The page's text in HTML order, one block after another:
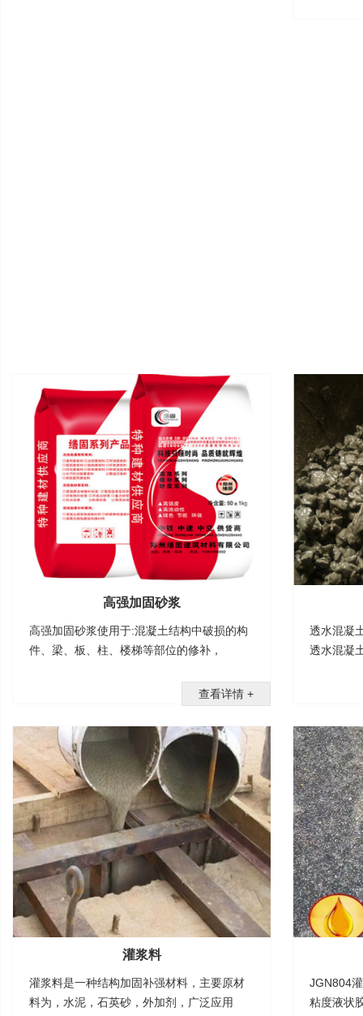
高强加固砂浆
高强加固砂浆使用于:混凝土结构中破损的构
件、梁、板、柱、楼梯等部位的修补，
查看详情 +
透水混凝
透水混凝
灌浆料
灌浆料是一种结构加固补强材料，主要原材
料为，水泥，石英砂，外加剂，广泛应用
JGN804
粘度液状